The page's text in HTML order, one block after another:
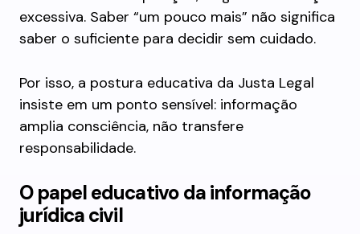
excessiva. Saber “um pouco mais” não significa
saber o suficiente para decidir sem cuidado.
Por isso, a postura educativa da Justa Legal
insiste em um ponto sensível: informação
amplia consciência, não transfere
responsabilidade.
O papel educativo da informação
jurídica civil